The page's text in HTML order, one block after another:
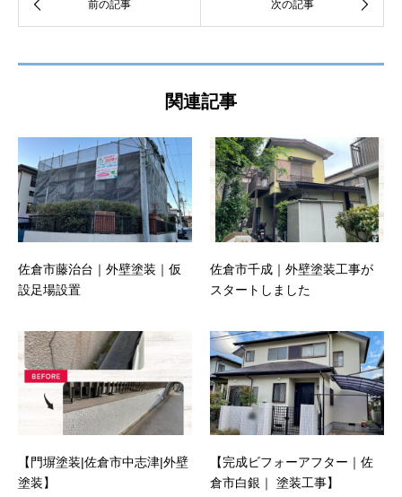
関連記事
佐倉市藤治台｜外壁塗装｜仮
設足場設置
佐倉市千成｜外壁塗装工事が
スタートしました
【門塀塗装|佐倉市中志津|外壁
塗装】
【完成ビフォーアフター｜佐
倉市白銀｜ 塗装工事】